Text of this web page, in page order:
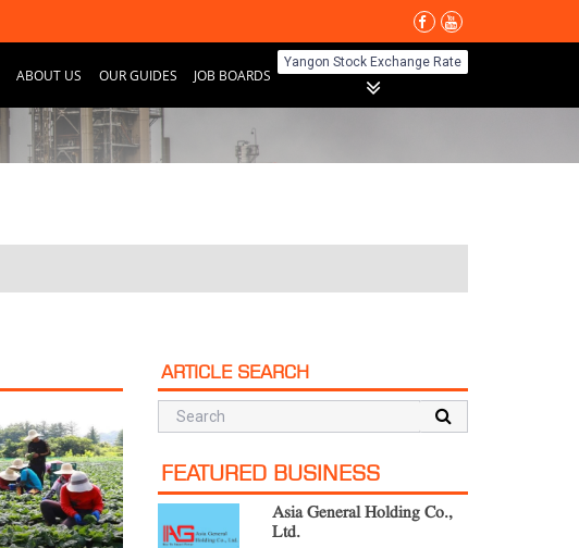
ABOUT US OUR GUIDES JOB BOARDS
Yangon Stock Exchange Rate
Search
ARTICLE SEARCH
FEATURED BUSINESS
Asia General Holding Co.,
Ltd.